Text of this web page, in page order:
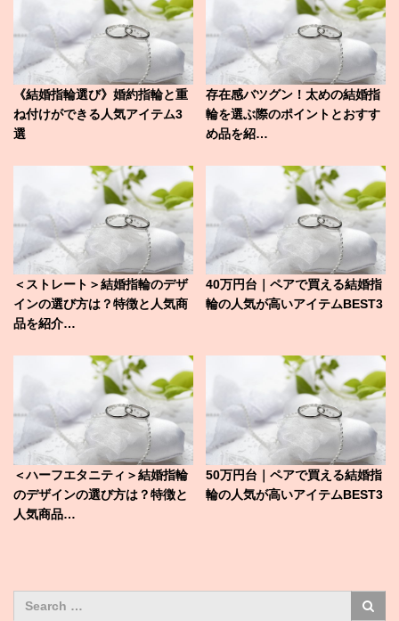
《結婚指輪選び》婚約指輪と重
ね付けができる人気アイテム3
選
存在感バツグン！太めの結婚指
輪を選ぶ際のポイントとおすす
め品を紹…
＜ストレート＞結婚指輪のデザ
インの選び方は？特徴と人気商
品を紹介…
40万円台｜ペアで買える結婚指
輪の人気が高いアイテムBEST3
＜ハーフエタニティ＞結婚指輪
のデザインの選び方は？特徴と
人気商品…
50万円台｜ペアで買える結婚指
輪の人気が高いアイテムBEST3